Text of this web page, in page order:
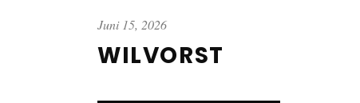
Juni 15, 2026
WILVORST